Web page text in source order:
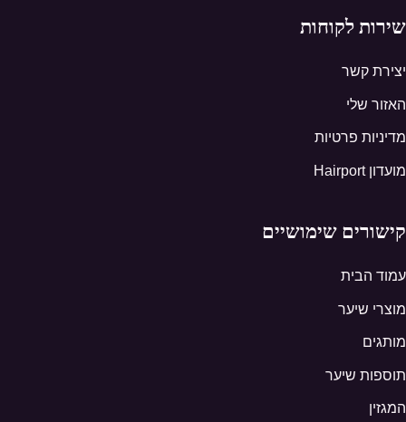
שירות לקוחות
יצירת קשר
האזור שלי
מדיניות פרטיות
מועדון Hairport
קישורים שימושיים
עמוד הבית
מוצרי שיער
מותגים
תוספות שיער
המגזין